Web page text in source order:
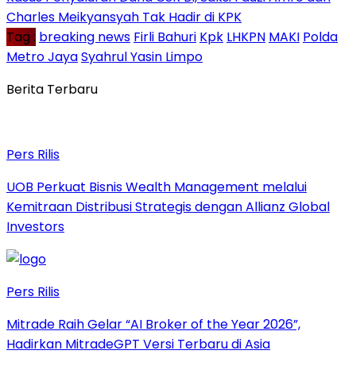
Charles Meikyansyah Tak Hadir di KPK
Tag : breaking news Firli Bahuri Kpk LHKPN MAKI Polda
Metro JayaSyahrul Yasin Limpo
Berita Terbaru
Pers Rilis
UOB Perkuat Bisnis Wealth Management melalui
Kemitraan Distribusi Strategis dengan Allianz Global
Investors
Pers Rilis
Mitrade Raih Gelar “AI Broker of the Year 2026”,
Hadirkan MitradeGPT Versi Terbaru di Asia